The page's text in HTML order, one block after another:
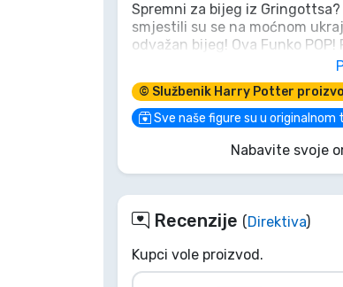
Spremni za bijeg iz
smjestili su se na moćnom
odvažan bijeg! Ova Funko
nemoguće pljačke, čineći je
Potterheada. Dodajte dašak
određeni ravnatelj goblina
© Službenik Harry Potter
Sve naše figure su u
Nabavite svoje
Recenzije ( Direktiva)
Kupci vole proizvod.